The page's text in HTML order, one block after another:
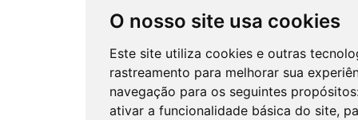
O nosso site usa cookies
Este site utiliza cookies e outras
rastreamento para melhorar sua
navegação para os seguintes
ativar a funcionalidade básica do site,